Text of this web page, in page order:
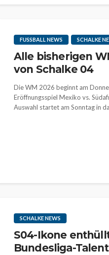
FUSSBALL NEWS SCHALKE
Alle bisherigen
von Schalke 04
Die WM 2026 beginnt am
Eröffnungsspiel Mexiko vs.
Auswahl startet am Sonntag in
SCHALKE NEWS
S04-Ikone
Bundesliga-